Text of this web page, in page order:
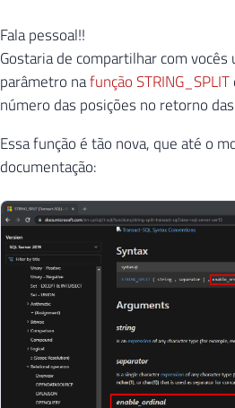
Fala pessoal!!
Gostaria de compartilhar com
parâmetro nafunção STRING_SPLIT
número das posições no retorno
Essa função é tão nova, que até o
documentação: